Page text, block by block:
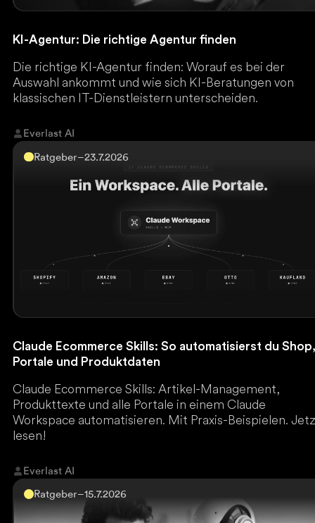
KI-Agentur: Die richtige Agentur finden
Die richtige KI-Agentur finden: Worauf es bei der
Auswahl ankommt und wie sich KI-Beratungen von
klassischen IT-Dienstleistern unterscheiden.
Everlast AI
Ratgeber–23.7.2026
Claude Ecommerce Skills: So automatisierst du
Portale und Produktdaten
Claude Ecommerce Skills: Artikel-Management,
Produkttexte und alle Portale in einem Claude
Workspace automatisieren. Mit Praxis-Beispielen.
lesen!
Everlast AI
Ratgeber–15.7.2026